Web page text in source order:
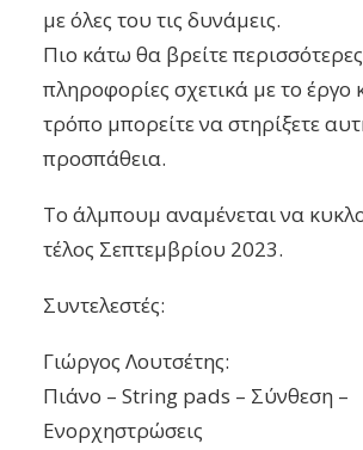
με όλες του τις δυνάμεις.
Πιο κάτω θα βρείτε περισσότερες
πληροφορίες σχετικά με το έργο
τρόπο μπορείτε να στηρίξετε
προσπάθεια.
Το άλμπουμ αναμένεται να
τέλος Σεπτεμβρίου 2023.
Συντελεστές:
Γιώργος Λουτσέτης:
Πιάνο – String pads – Σύνθεση –
Ενορχηστρώσεις